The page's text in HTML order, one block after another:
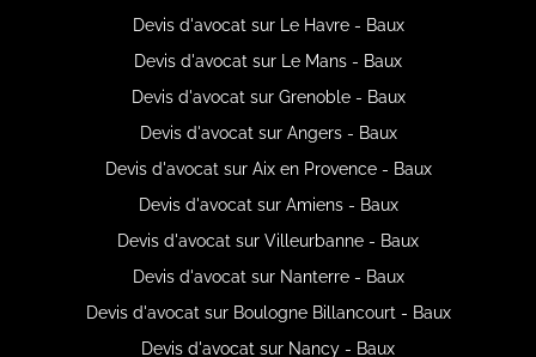
Devis d'avocat sur Le Havre - Baux
Devis d'avocat sur Le Mans - Baux
Devis d'avocat sur Grenoble - Baux
Devis d'avocat sur Angers - Baux
Devis d'avocat sur Aix en Provence - Baux
Devis d'avocat sur Amiens - Baux
Devis d'avocat sur Villeurbanne - Baux
Devis d'avocat sur Nanterre - Baux
Devis d'avocat sur Boulogne Billancourt - Baux
Devis d'avocat sur Nancy - Baux